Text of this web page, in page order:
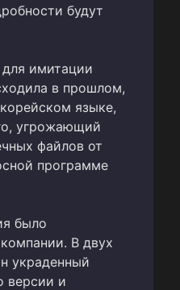
будут
имитации
в прошлом,
языке,
угрожающий
файлов от
программе
было
В двух
украденный
версии и